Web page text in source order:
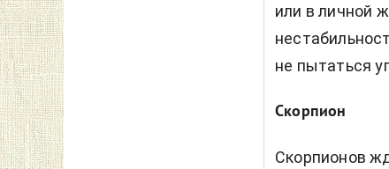
или в личной
не пытаться
Скорпион
Скорпионов